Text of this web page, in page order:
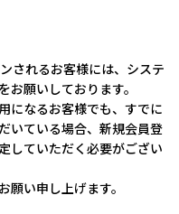
されるお客様には、システ
願いしております。
になるお客様でも、すでに
いている場合、新規会員登
していただく必要がござい
い申し上げます。